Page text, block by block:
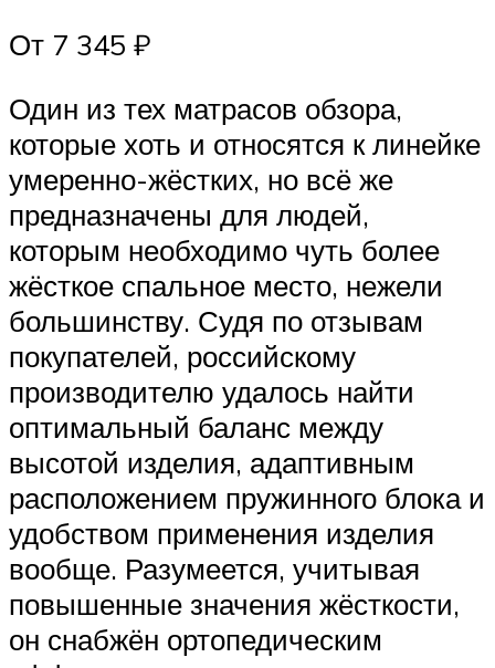
От 7 345 ₽
Один из тех матрасов обзора,
которые хоть и относятся к линейке
умеренно-жёстких, но всё же
предназначены для людей,
которым необходимо чуть более
жёсткое спальное место, нежели
большинству. Судя по отзывам
покупателей, российскому
производителю удалось найти
оптимальный баланс между
высотой изделия, адаптивным
расположением пружинного блока и
удобством применения изделия
вообще. Разумеется, учитывая
повышенные значения жёсткости,
он снабжён ортопедическим